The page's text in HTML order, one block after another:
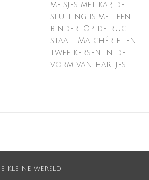
meisjes met kap, de
sluiting is met een
binder. Op de rug
staat "Ma chérie" en
twee kersen in de
vorm van hartjes.
kleine wereld